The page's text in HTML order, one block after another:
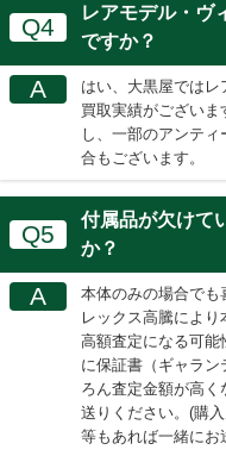
Q4
レアモデル・ヴ
ですか？
A
はい、大黒屋では
買取実績がござい
し、一部のアンテ
合もございます。
Q5
付属品が欠けて
か？
A
本体のみの場合でも
レックス高騰によ
高額査定になる可
に保証書（ギャラ
ろん査定金額が高
送りください。(購
等もあれば一緒にお